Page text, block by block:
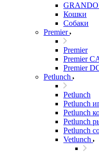
Кошки
Собаки
Premier
Premier
Premier
Premier
Petlunch
Petlunch
Petlunch
Petlunch
Petlunch
Petlunch
Vetlunch